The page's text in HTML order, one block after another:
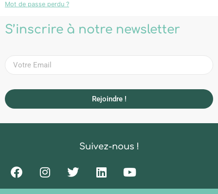
Mot de passe perdu ?
S’inscrire à notre newsletter
Rejoindre !
Suivez-nous !